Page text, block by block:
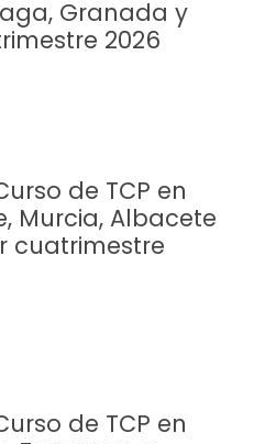
Granada y
2026
de TCP en
Murcia, Albacete
cuatrimestre
de TCP en